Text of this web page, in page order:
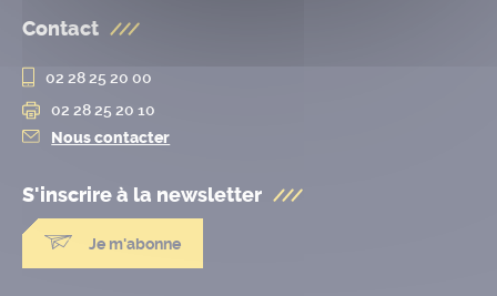
Contact
02 28 25 20 00
02 28 25 20 10
Nous contacter
S'inscrire à la newsletter
Je m'abonne